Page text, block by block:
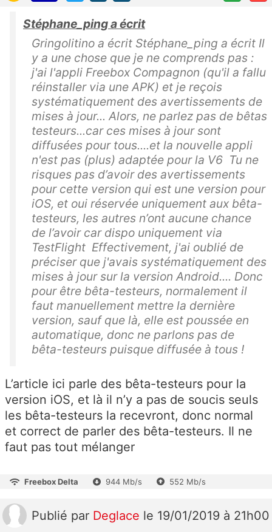
Stéphane_ping a écrit
Gringolitino a écrit Stéphane_ping a écrit Il
y a une chose que je ne comprends pas :
j'ai l'appli Freebox Compagnon (qu'il a fallu
réinstaller via une APK) et je reçois
systématiquement des avertissements de
mises à jour... Alors, ne parlez pas de bêtas
testeurs...car ces mises à jour sont
diffusées pour tous....et la nouvelle appli
n'est pas (plus) adaptée pour la V6 Tu ne
risques pas d’avoir des avertissements
pour cette version qui est une version pour
iOS, et oui réservée uniquement aux bêta-
testeurs, les autres n’ont aucune chance
de l’avoir car dispo uniquement via
TestFlight Effectivement, j'ai oublié de
préciser que j'avais systématiquement des
mises à jour sur la version Android.... Donc
pour être bêta-testeurs, normalement il
faut manuellement mettre la dernière
version, sauf que là, elle est poussée en
automatique, donc ne parlons pas de
bêta-testeurs puisque diffusée à tous !
L’article ici parle des bêta-testeurs pour la
version iOS, et là il n’y a pas de soucis seuls
les bêta-testeurs la recevront, donc normal
et correct de parler des bêta-testeurs. Il ne
faut pas tout mélanger
Freebox Delta 944 Mb/s 552 Mb/s
Publié par Deglace le 19/01/2019 à 21h00